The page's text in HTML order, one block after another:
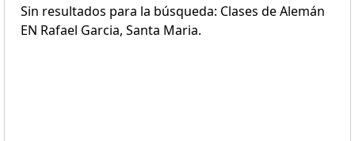
Sin resultados para la búsqueda: Clases de Alemán
EN Rafael Garcia, Santa Maria.